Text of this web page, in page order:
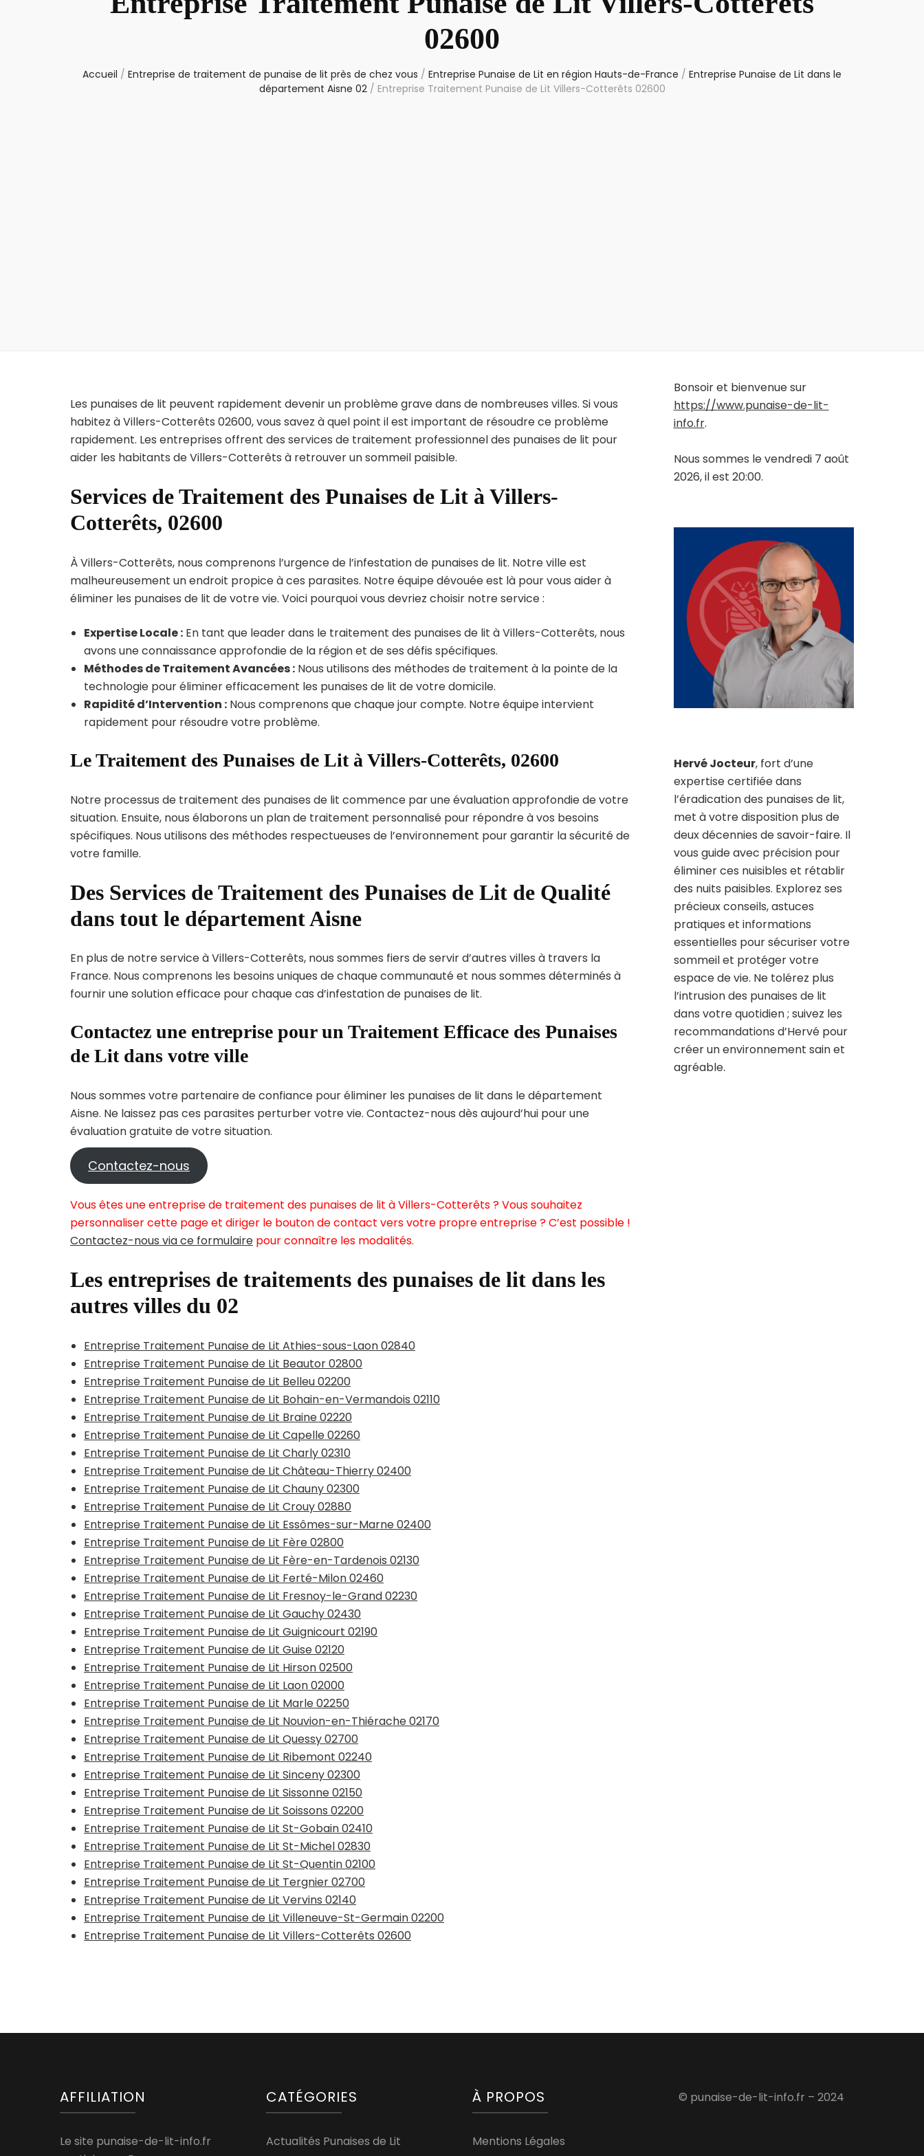
02600
Accueil / Entreprise de traitement de punaise de lit près de chez vous / Entreprise Punaise de Lit en région Hauts-de-France / Entreprise Punaise de Lit dans le
département Aisne 02 / Entreprise Traitement Punaise de Lit Villers-Cotterêts 02600
Les punaises de lit peuvent rapidement devenir un problème grave dans de nombreuses villes. Si vous
habitez à Villers-Cotterêts 02600, vous savez à quel point il est important de résoudre ce problème
rapidement. Les entreprises offrent des services de traitement professionnel des punaises de lit pour
aider les habitants de Villers-Cotterêts à retrouver un sommeil paisible.
Services de Traitement des Punaises de Lit à Villers-
Cotterêts, 02600
À Villers-Cotterêts, nous comprenons l’urgence de l’infestation de punaises de lit. Notre ville est
malheureusement un endroit propice à ces parasites. Notre équipe dévouée est là pour vous aider à
éliminer les punaises de lit de votre vie. Voici pourquoi vous devriez choisir notre service :
Expertise Locale : En tant que leader dans le traitement des punaises de lit à Villers-Cotterêts, nous
avons une connaissance approfondie de la région et de ses défis spécifiques.
Méthodes de Traitement Avancées : Nous utilisons des méthodes de traitement à la pointe de la
technologie pour éliminer efficacement les punaises de lit de votre domicile.
Rapidité d’Intervention : Nous comprenons que chaque jour compte. Notre équipe intervient
rapidement pour résoudre votre problème.
Le Traitement des Punaises de Lit à Villers-Cotterêts, 02600
Notre processus de traitement des punaises de lit commence par une évaluation approfondie de votre
situation. Ensuite, nous élaborons un plan de traitement personnalisé pour répondre à vos besoins
spécifiques. Nous utilisons des méthodes respectueuses de l’environnement pour garantir la sécurité de
votre famille.
Des Services de Traitement des Punaises de Lit de Qualité
dans tout le département Aisne
En plus de notre service à Villers-Cotterêts, nous sommes fiers de servir d’autres villes à travers la
France. Nous comprenons les besoins uniques de chaque communauté et nous sommes déterminés à
fournir une solution efficace pour chaque cas d’infestation de punaises de lit.
Contactez une entreprise pour un Traitement Efficace des Punaises
de Lit dans votre ville
Nous sommes votre partenaire de confiance pour éliminer les punaises de lit dans le département
Aisne. Ne laissez pas ces parasites perturber votre vie. Contactez-nous dès aujourd’hui pour une
évaluation gratuite de votre situation.
Contactez-nous
Vous êtes une entreprise de traitement des punaises de lit à Villers-Cotterêts ? Vous souhaitez
personnaliser cette page et diriger le bouton de contact vers votre propre entreprise ? C’est possible !
Contactez-nous via ce formulaire pour connaître les modalités.
Les entreprises de traitements des punaises de lit dans les
autres villes du 02
Entreprise Traitement Punaise de Lit Athies-sous-Laon 02840
Entreprise Traitement Punaise de Lit Beautor 02800
Entreprise Traitement Punaise de Lit Belleu 02200
Entreprise Traitement Punaise de Lit Bohain-en-Vermandois 02110
Entreprise Traitement Punaise de Lit Braine 02220
Entreprise Traitement Punaise de Lit Capelle 02260
Entreprise Traitement Punaise de Lit Charly 02310
Entreprise Traitement Punaise de Lit Château-Thierry 02400
Entreprise Traitement Punaise de Lit Chauny 02300
Entreprise Traitement Punaise de Lit Crouy 02880
Entreprise Traitement Punaise de Lit Essômes-sur-Marne 02400
Entreprise Traitement Punaise de Lit Fère 02800
Entreprise Traitement Punaise de Lit Fère-en-Tardenois 02130
Entreprise Traitement Punaise de Lit Ferté-Milon 02460
Entreprise Traitement Punaise de Lit Fresnoy-le-Grand 02230
Entreprise Traitement Punaise de Lit Gauchy 02430
Entreprise Traitement Punaise de Lit Guignicourt 02190
Entreprise Traitement Punaise de Lit Guise 02120
Entreprise Traitement Punaise de Lit Hirson 02500
Entreprise Traitement Punaise de Lit Laon 02000
Entreprise Traitement Punaise de Lit Marle 02250
Entreprise Traitement Punaise de Lit Nouvion-en-Thiérache 02170
Entreprise Traitement Punaise de Lit Quessy 02700
Entreprise Traitement Punaise de Lit Ribemont 02240
Entreprise Traitement Punaise de Lit Sinceny 02300
Entreprise Traitement Punaise de Lit Sissonne 02150
Entreprise Traitement Punaise de Lit Soissons 02200
Entreprise Traitement Punaise de Lit St-Gobain 02410
Entreprise Traitement Punaise de Lit St-Michel 02830
Entreprise Traitement Punaise de Lit St-Quentin 02100
Entreprise Traitement Punaise de Lit Tergnier 02700
Entreprise Traitement Punaise de Lit Vervins 02140
Entreprise Traitement Punaise de Lit Villeneuve-St-Germain 02200
Entreprise Traitement Punaise de Lit Villers-Cotterêts 02600
Bonsoir et bienvenue sur
https://www.punaise-de-lit-
info.fr.
Nous sommes le vendredi 7 août
2026, il est 20:00.
Hervé Jocteur, fort d’une
expertise certifiée dans
l’éradication des punaises de lit,
met à votre disposition plus de
deux décennies de savoir-faire. Il
vous guide avec précision pour
éliminer ces nuisibles et rétablir
des nuits paisibles. Explorez ses
précieux conseils, astuces
pratiques et informations
essentielles pour sécuriser votre
sommeil et protéger votre
espace de vie. Ne tolérez plus
l’intrusion des punaises de lit
dans votre quotidien ; suivez les
recommandations d’Hervé pour
créer un environnement sain et
agréable.
AFFILIATION
Le site punaise-de-lit-info.fr
CATÉGORIES
Actualités Punaises de Lit
À PROPOS
Mentions Légales
© punaise-de-lit-info.fr – 2024